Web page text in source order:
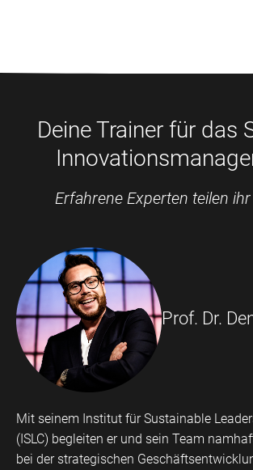
Deine Trainer für das
Erfahrene Experten teilen
Prof. Dr.
Mit seinem Institut für Sustainable
(ISLC) begleiten er und sein Team
bei der strategischen